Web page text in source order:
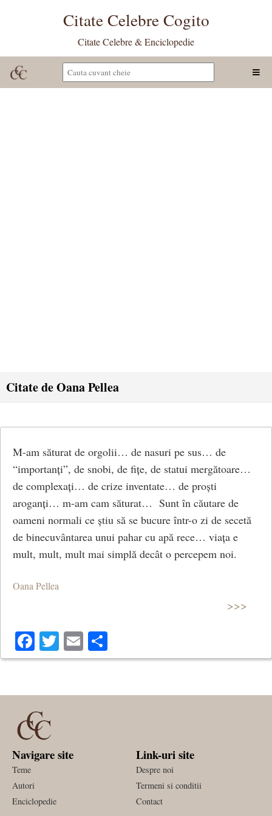
Citate Celebre Cogito
Citate Celebre & Enciclopedie
Citate de Oana Pellea
M-am săturat de orgolii… de nasuri pe sus… de
“importanți”, de snobi, de fițe, de statui mergătoare…
de complexați… de crize inventate… de proști
aroganți… m-am cam săturat… Sunt în căutare de
oameni normali ce știu să se bucure într-o zi de secetă
de binecuvântarea unui pahar cu apă rece… viața e
mult, mult, mult mai simplă decât o percepem noi.
Oana Pellea
>>>
Facebook
Twitter
Email
Navigare site
Teme
Autori
Enciclopedie
Link-uri site
Despre noi
Termeni si conditii
Contact